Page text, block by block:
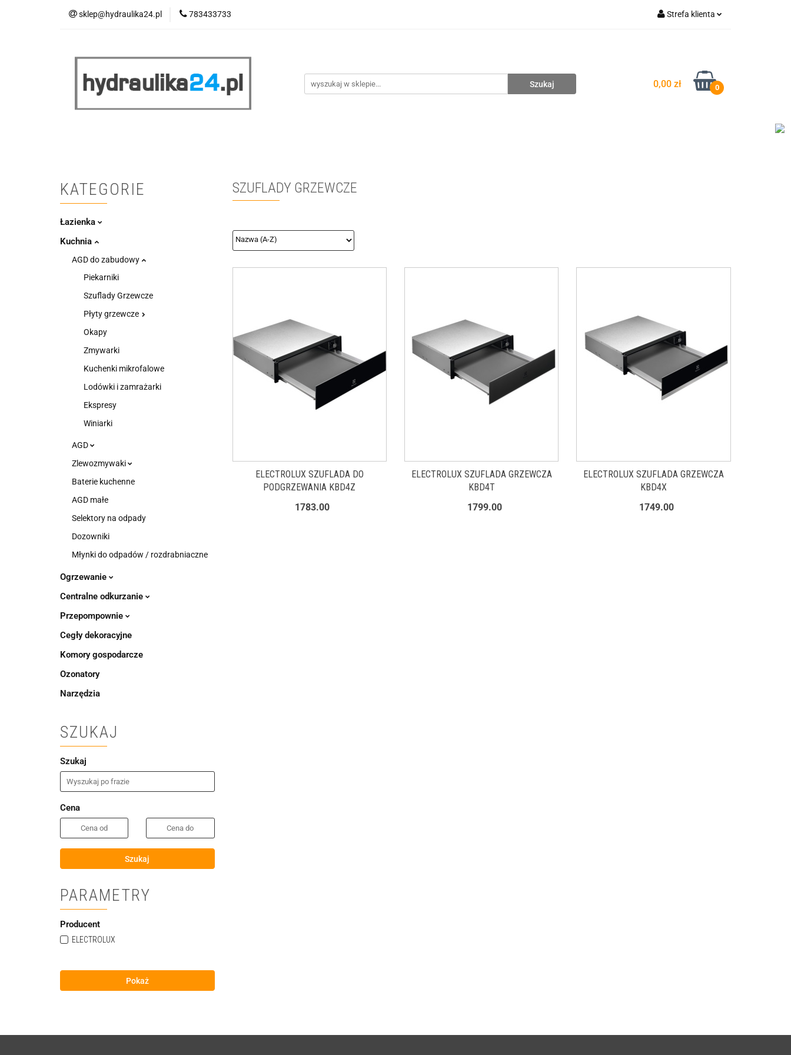
sklep@hydraulika24.pl 783433733 Strefa klienta
Dodaj zgłoszenie
0,00 zł 0
Łazienka
Wyprzedaż WYCENA ZESTAWÓW
KATEGORIE
Łazienka
Kuchnia
AGD do zabudowy
Piekarniki
Szuflady Grzewcze
Płyty grzewcze
Okapy
Zmywarki
Kuchenki mikrofalowe
Lodówki i zamrażarki
Ekspresy
Winiarki
AGD
Zlewozmywaki
Baterie kuchenne
AGD małe
Selektory na odpady
Dozowniki
Młynki do odpadów / rozdrabniaczne
Ogrzewanie
Centralne odkurzanie
Przepompownie
Cegły dekoracyjne
Komory gospodarcze
Ozonatory
Narzędzia
SZUKAJ
Szukaj
Cena
Szukaj
PARAMETRY
Producent
ELECTROLUX
Pokaż
SZUFLADY GRZEWCZE
ELECTROLUX SZUFLADA DO
PODGRZEWANIA KBD4Z
1783.00
ELECTROLUX SZUFLADA GRZEWCZA
KBD4T
1799.00
ELECTROLUX SZUFLADA GRZEWCZA
KBD4X
1749.00